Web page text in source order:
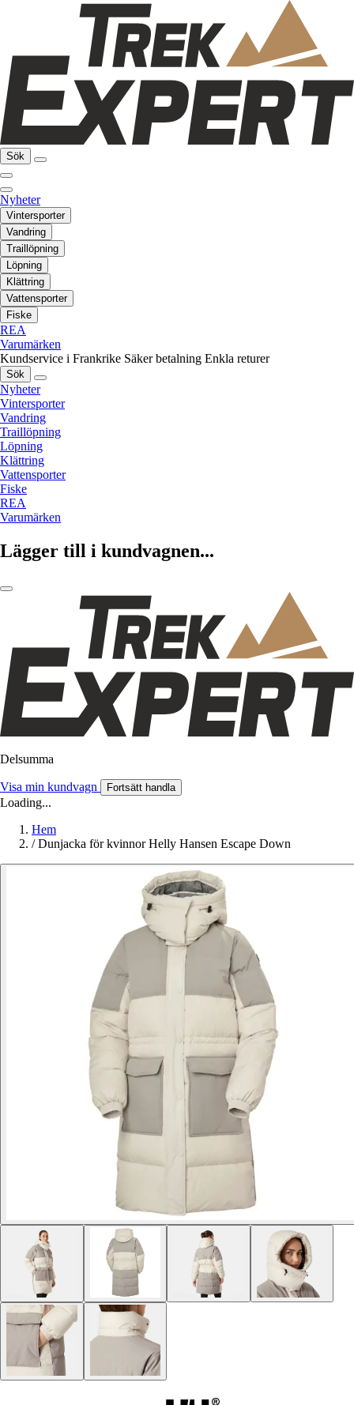
Sök
Nyheter
Vintersporter
Vandring
Traillöpning
Löpning
Klättring
Vattensporter
Fiske
REA
Varumärken
Kundservice i Frankrike Säker betalning Enkla returer
Sök
Nyheter
Vintersporter
Vandring
Traillöpning
Löpning
Klättring
Vattensporter
Fiske
REA
Varumärken
Lägger till i kundvagnen...
Delsumma
Visa min kundvagn Fortsätt handla
Loading...
Hem
/ Dunjacka för kvinnor Helly Hansen Escape Down